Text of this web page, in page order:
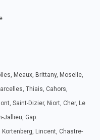
Meaux, Brittany, Moselle,
Thiais, Cahors,
Saint-Dizier, Niort, Cher, Le
Jallieu, Gap.
Kortenberg, Lincent, Chastre-